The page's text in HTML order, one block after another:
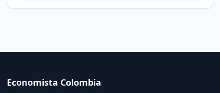
Economista Colombia